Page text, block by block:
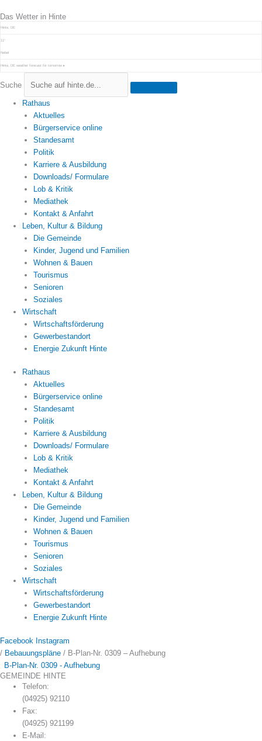
Inhalt
springen
Das Wetter in Hinte
Hinte, DE
11°
Nebel
Hinte, DE weather forecast for tomorrow ▸
Suche
Rathaus
Aktuelles
Bürgerservice online
Standesamt
Politik
Karriere & Ausbildung
Downloads/ Formulare
Lob & Kritik
Mediathek
Kontakt & Anfahrt
Leben, Kultur & Bildung
Die Gemeinde
Kinder, Jugend und Familien
Wohnen & Bauen
Tourismus
Senioren
Soziales
Wirtschaft
Wirtschaftsförderung
Gewerbestandort
Energie Zukunft Hinte
Rathaus
Aktuelles
Bürgerservice online
Standesamt
Politik
Karriere & Ausbildung
Downloads/ Formulare
Lob & Kritik
Mediathek
Kontakt & Anfahrt
Leben, Kultur & Bildung
Die Gemeinde
Kinder, Jugend und Familien
Wohnen & Bauen
Tourismus
Senioren
Soziales
Wirtschaft
Wirtschaftsförderung
Gewerbestandort
Energie Zukunft Hinte
Facebook Instagram
/ Bebauungspläne / B-Plan-Nr. 0309 – Aufhebung
B-Plan-Nr. 0309 - Aufhebung
GEMEINDE HINTE
Telefon:
(04925) 92110
Fax:
(04925) 921199
E-Mail: